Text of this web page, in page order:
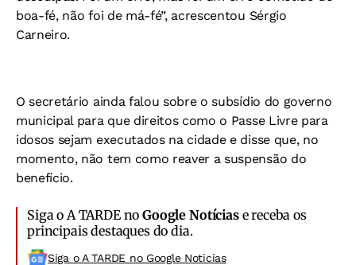
boa-fé, não foi de má-fé”, acrescentou Sérgio
Carneiro.
O secretário ainda falou sobre o subsídio do governo
municipal para que direitos como o Passe Livre para
idosos sejam executados na cidade e disse que, no
momento, não tem como reaver a suspensão do
benefício.
Siga o A TARDE noGoogle Notíciase receba os
principais destaques do dia.
Siga o A TARDE no Google Noticias